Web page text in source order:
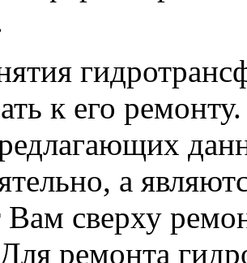
к его
а
сверху
ремонта